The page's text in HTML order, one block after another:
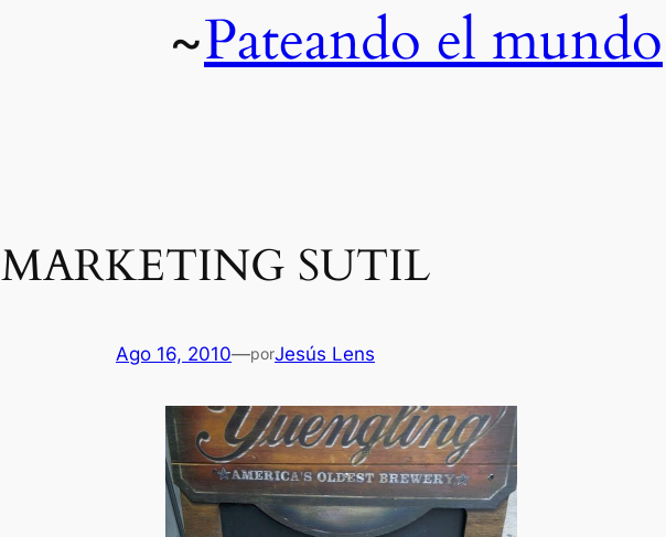
~Pateando el mundo
MARKETING SUTIL
Ago 16, 2010—porJesús Lens